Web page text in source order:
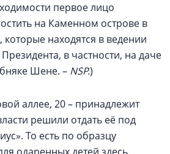
первое лицо
на Каменном острове в
которые находятся в ведении
в частности, на даче
Шене. – NSP.)
аллее, 20 – принадлежит
решили отдать её под
То есть по образцу